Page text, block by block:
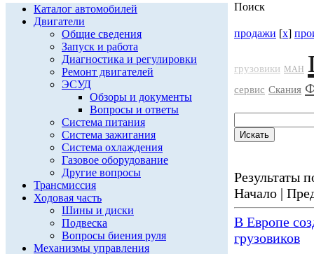
Каталог автомобилей
Двигатели
Общие сведения
Запуск и работа
Диагностика и регулировки
Ремонт двигателей
ЭСУД
Обзоры и документы
Вопросы и ответы
Система питания
Система зажигания
Система охлаждения
Газовое оборудование
Другие вопросы
Трансмиссия
Ходовая часть
Шины и диски
Подвеска
Вопросы биения руля
Механизмы управления
Поиск
продажи [x]
грузовики МАН
сервис Скания
Результаты
Начало |
В Европе
грузовиков